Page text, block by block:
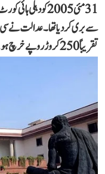
31 مئی 2005 کو
سے بری کر دیا تھا۔ عدالت نے
تقریباً 250 کروڑ روپے خرچ ہوئے تھے۔